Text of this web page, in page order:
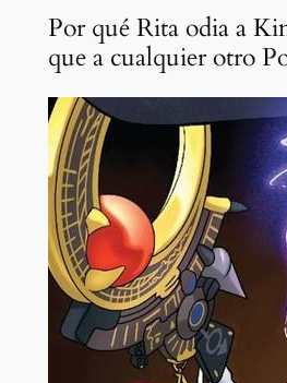
Por qué Rita odia a
que a cualquier otro